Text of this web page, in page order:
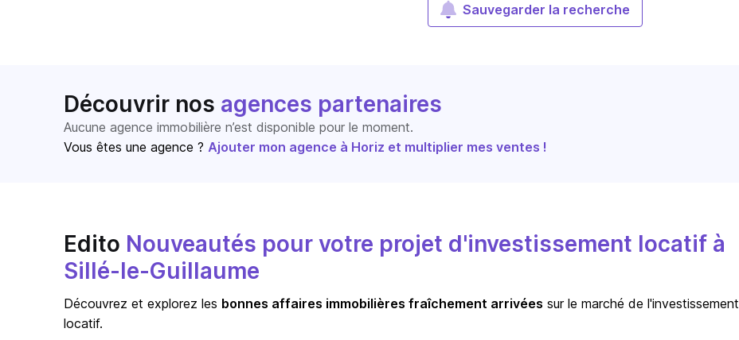
Sauvegarder la recherche
Découvrir nos agences partenaires
Aucune agence immobilière n’est disponible pour le moment.
Vous êtes une agence ? Ajouter mon agence à Horiz et multiplier mes ventes !
Edito Nouveautés pour votre projet d'investissement locatif à
Sillé-le-Guillaume
Découvrez et explorez les bonnes affaires immobilières fraîchement arrivées sur le marché de l'investissement
locatif.